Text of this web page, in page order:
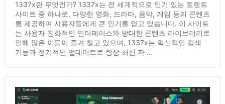
1337x란 무엇인가? 1337x는 전 세계적으로 인기 있는 토렌트
사이트 중 하나로, 다양한 영화, 드라마, 음악, 게임 등의 콘텐츠
를 제공하며 사용자들에게 큰 인기를 얻고 있습니다. 이 사이트
는 사용자 친화적인 인터페이스와 방대한 콘텐츠 라이브러리로
인해 많은 이들이 즐겨 찾고 있으며, 1337x는 혁신적인 검색
기능과 정기적인 업데이트로 항상 최신 자 ...